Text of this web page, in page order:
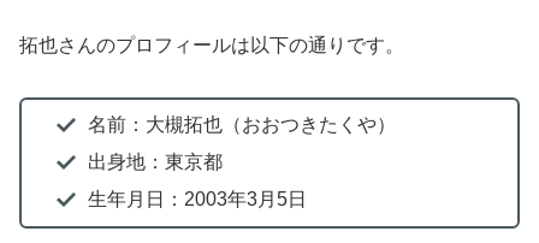
拓也さんのプロフィールは以下の通りです。
名前：大槻拓也（おおつきたくや）
出身地：東京都
生年月日：2003年3月5日